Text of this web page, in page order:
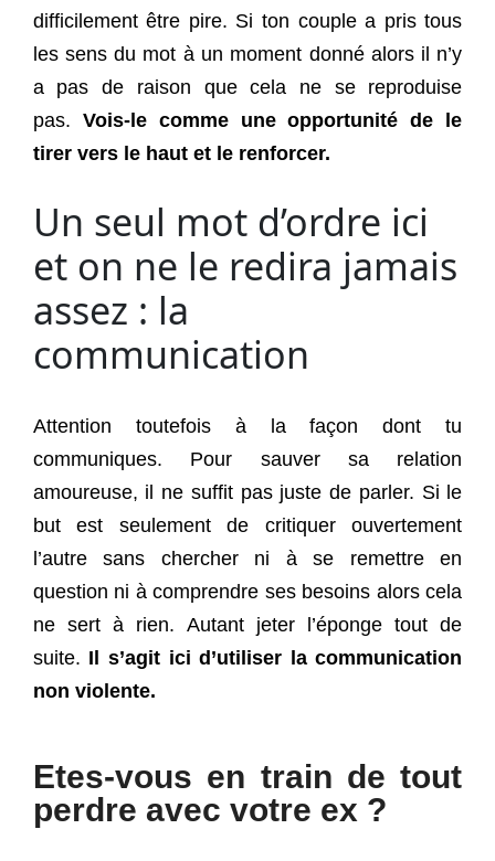
difficilement être pire. Si ton couple a pris tous
les sens du mot à un moment donné alors il n’y
a pas de raison que cela ne se reproduise
pas. Vois-le comme une opportunité de le
tirer vers le haut et le renforcer.
Un seul mot d’ordre ici
et on ne le redira jamais
assez : la
communication
Attention toutefois à la façon dont tu
communiques. Pour sauver sa relation
amoureuse, il ne suffit pas juste de parler. Si le
but est seulement de critiquer ouvertement
l’autre sans chercher ni à se remettre en
question ni à comprendre ses besoins alors cela
ne sert à rien. Autant jeter l’éponge tout de
suite. Il s’agit ici d’utiliser la communication
non violente.
Etes-vous en train de tout
perdre avec votre ex ?